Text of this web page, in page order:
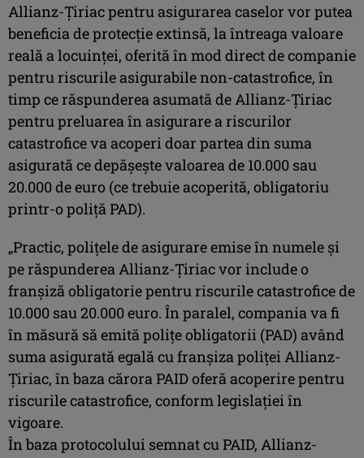
Allianz-Ţiriac pentru asigurarea caselor vor putea
beneficia de protecţie extinsă, la întreaga valoare
reală a locuinţei, oferită în mod direct de companie
pentru riscurile asigurabile non-catastrofice, în
timp ce răspunderea asumată de Allianz-Ţiriac
pentru preluarea în asigurare a riscurilor
catastrofice va acoperi doar partea din suma
asigurată ce depăşeşte valoarea de 10.000 sau
20.000 de euro (ce trebuie acoperită, obligatoriu
printr-o poliţă PAD).
„Practic, poliţele de asigurare emise în numele şi
pe răspunderea Allianz-Ţiriac vor include o
franşiză obligatorie pentru riscurile catastrofice de
10.000 sau 20.000 euro. În paralel, compania va fi
în măsură să emită poliţe obligatorii (PAD) având
suma asigurată egală cu franşiza poliţei Allianz-
Ţiriac, în baza cărora PAID oferă acoperire pentru
riscurile catastrofice, conform legislaţiei în
vigoare.
În baza protocolului semnat cu PAID, Allianz-